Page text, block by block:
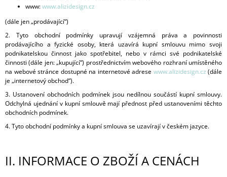
www:www.alizidesign.cz
(dále jen „prodávající“)
2. Tyto obchodní podmínky upravují vzájemná práva a povinnosti
prodávajícího a fyzické osoby, která uzavírá kupní smlouvu mimo svoji
podnikatelskou činnost jako spotřebitel, nebo v rámci své podnikatelské
činnosti (dále jen: „kupující“) prostřednictvím webového rozhraní umístěného
na webové stránce dostupné na internetové adrese www.alizidesign.cz (dále
je „internetový obchod“).
3. Ustanovení obchodních podmínek jsou nedílnou součástí kupní smlouvy.
Odchylná ujednání v kupní smlouvě mají přednost před ustanoveními těchto
obchodních podmínek.
4. Tyto obchodní podmínky a kupní smlouva se uzavírají v českém jazyce.
II. INFORMACE O ZBOŽÍ A CENÁCH
HLEDAT
D
O
P
O
R
U
U
M
E